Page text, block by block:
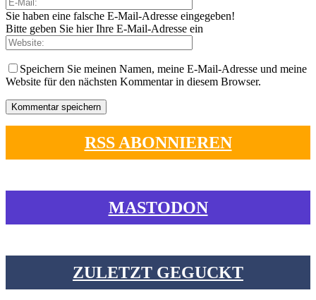
Sie haben eine falsche E-Mail-Adresse eingegeben!
Bitte geben Sie hier Ihre E-Mail-Adresse ein
Speichern Sie meinen Namen, meine E-Mail-Adresse und meine
Website für den nächsten Kommentar in diesem Browser.
RSS ABONNIEREN
MASTODON
ZULETZT GEGUCKT